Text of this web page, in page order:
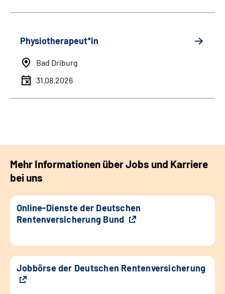
Physiotherapeut*in
Bad Driburg
31.08.2026
Mehr Informationen über Jobs und Karriere
bei uns
Online-Dienste der Deutschen
Rentenversicherung Bund
Jobbörse der Deutschen Rentenversicherung